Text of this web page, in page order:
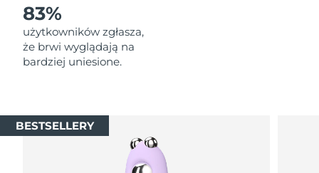
83%
użytkowników zgłasza,
że brwi wyglądają na
bardziej uniesione.
BESTSELLERY
Malezja
Meksyk